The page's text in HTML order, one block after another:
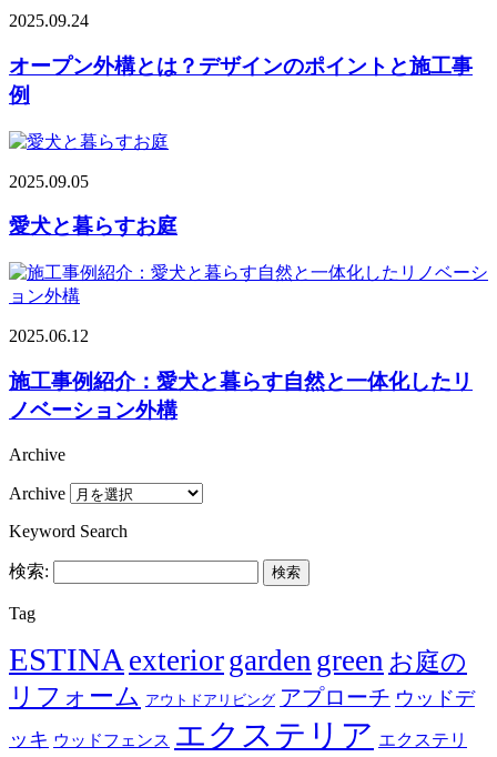
2025.09.24
オープン外構とは？デザインのポイントと施工事
例
2025.09.05
愛犬と暮らすお庭
2025.06.12
施工事例紹介：愛犬と暮らす自然と一体化したリ
ノベーション外構
Archive
Archive
Keyword Search
検索:
Tag
ESTINA exteriorgarden green お庭の
リフォーム アウトドアリビング アプローチ ウッドデ
ッキ ウッドフェンス エクステリア エクステリ